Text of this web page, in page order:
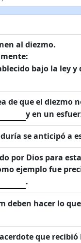
al diezmo.
bajo la ley
de que el diezmo
y en un
se anticipó a
por Dios para
ejemplo fue
.
deben hacer lo
que